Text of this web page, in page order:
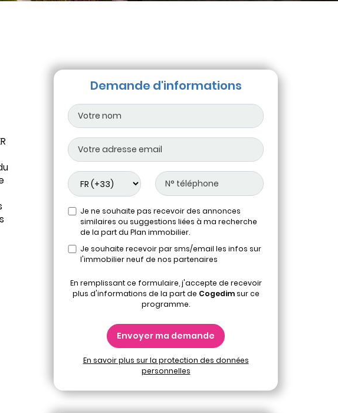
Demande d'informations
Je ne souhaite pas recevoir des annonces
similaires ou suggestions liées à ma recherche
de la part du Plan immobilier.
Je souhaite recevoir par sms/email les infos sur
l'immobilier neuf de nos partenaires
En remplissant ce formulaire, j'accepte de recevoir
plus d'informations de la part de Cogedimsur ce
programme.
Envoyer ma demande
En savoir plus sur la protection des données
personnelles